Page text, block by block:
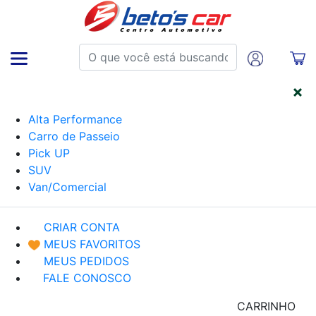
Alta Performance
Carro de Passeio
Pick UP
SUV
Van/Comercial
CRIAR CONTA
MEUS FAVORITOS
MEUS PEDIDOS
FALE CONOSCO
CARRINHO